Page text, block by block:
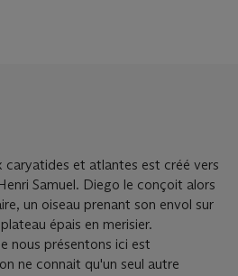
caryatides et atlantes est créé vers
Samuel. Diego le conçoit alors
un oiseau prenant son envol sur
épais en merisier.
nous présentons ici est
ne connait qu'un seul autre